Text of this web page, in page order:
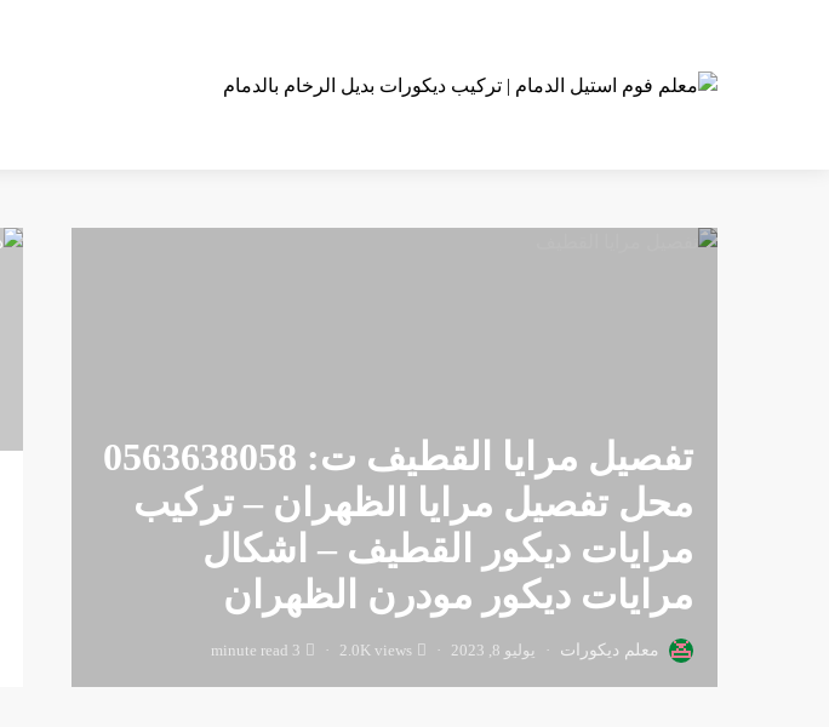
تفصيل مرايا القطيف ت: 0563638058
محل تفصيل مرايا الظهران – تركيب
مرايات ديكور القطيف – اشكال
مرايات ديكور مودرن الظهران
معلم ديكورات يوليو 8, 2023 2.0K views
3 minute read